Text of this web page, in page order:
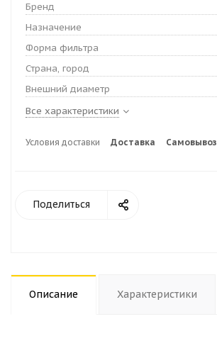
Бренд
Назначение
Форма фильтра
Страна, город
Внешний диаметр
Все характеристики
Условия доставки Доставка Самовывоз
Поделиться
Описание Характеристики